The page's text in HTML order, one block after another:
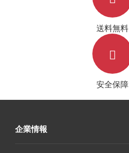
送料無料
安全保障
企業情報